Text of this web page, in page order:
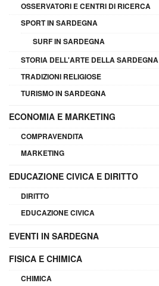
OSSERVATORI E CENTRI DI RICERCA
SPORT IN SARDEGNA
SURF IN SARDEGNA
STORIA DELL'ARTE DELLA SARDEGNA
TRADIZIONI RELIGIOSE
TURISMO IN SARDEGNA
ECONOMIA E MARKETING
COMPRAVENDITA
MARKETING
EDUCAZIONE CIVICA E DIRITTO
DIRITTO
EDUCAZIONE CIVICA
EVENTI IN SARDEGNA
FISICA E CHIMICA
CHIMICA